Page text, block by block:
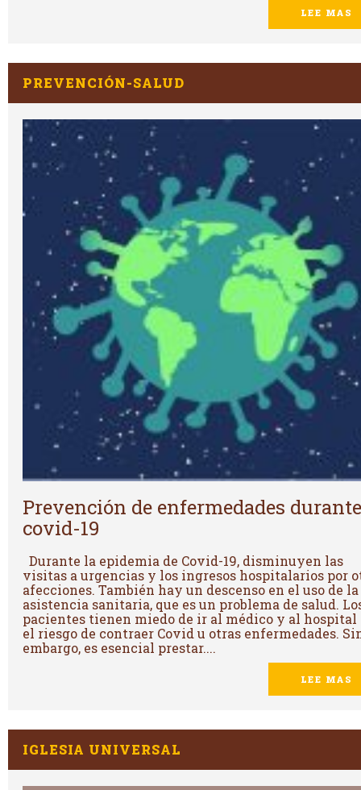
LEE MAS
PREVENCIÓN-SALUD
Prevención de enfermedades
covid-19
Durante la epidemia de Covid-19, disminuyen las
visitas a urgencias y los ingresos hospitalarios por
afecciones. También hay un descenso en el uso de la
asistencia sanitaria, que es un problema de salud.
pacientes tienen miedo de ir al médico y al hospital
el riesgo de contraer Covid u otras enfermedades.
embargo, es esencial prestar....
LEE MAS
IGLESIA UNIVERSAL